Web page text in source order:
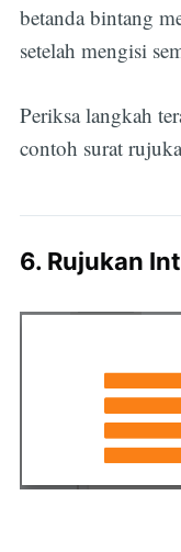
betanda bintang
setelah mengisi
Periksa langkah
contoh surat
6. Rujukan